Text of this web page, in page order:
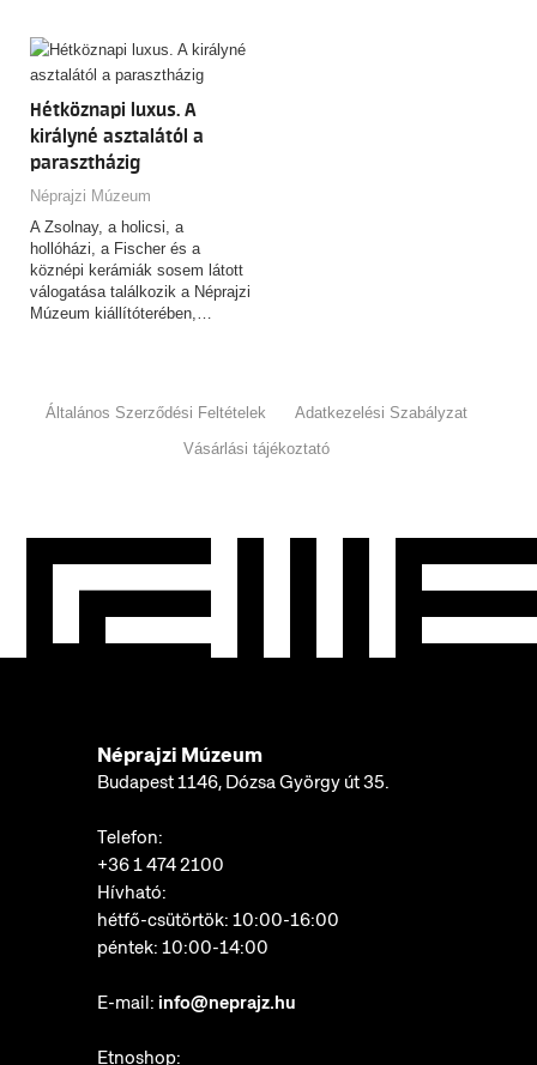
Hétköznapi luxus. A
királyné asztalától a
parasztházig
Néprajzi Múzeum
A Zsolnay, a holicsi, a
hollóházi, a Fischer és a
köznépi kerámiák sosem látott
válogatása találkozik a Néprajzi
Múzeum kiállítóterében,…
Általános Szerződési Feltételek
Adatkezelési Szabályzat
Vásárlási tájékoztató
Néprajzi Múzeum
Budapest 1146, Dózsa György út 35.
Telefon:
+36 1 474 2100
Hívható:
hétfő-csütörtök: 10:00-16:00
péntek: 10:00-14:00
E-mail: info@neprajz.hu
Etnoshop: